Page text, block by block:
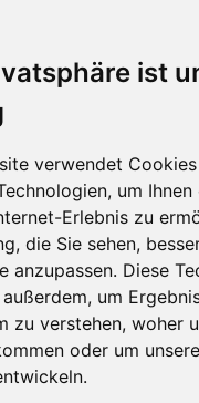
ist
verwendet
um Ihnen
Erlebnis zu
die Sie sehen,
anzupassen. Diese
um
zu verstehen, woher
oder um